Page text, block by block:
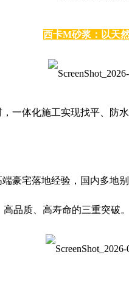
西卡M砂浆：以天
一体化施工实现找平、防
豪宅落地经验，国内多地
品质、高寿命的三重突破。